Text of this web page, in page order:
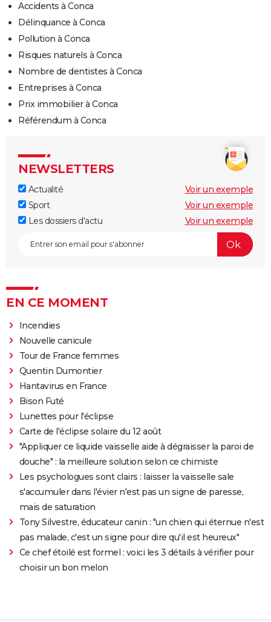
Accidents à Conca
Délinquance à Conca
Pollution à Conca
Risques naturels à Conca
Nombre de dentistes à Conca
Entreprises à Conca
Prix immobilier à Conca
Référendum à Conca
NEWSLETTERS
Actualité
Voir un exemple
Sport
Voir un exemple
Les dossiers d'actu
Voir un exemple
EN CE MOMENT
Incendies
Nouvelle canicule
Tour de France femmes
Quentin Dumontier
Hantavirus en France
Bison Futé
Lunettes pour l'éclipse
Carte de l'éclipse solaire du 12 août
"Appliquer ce liquide vaisselle aide à dégraisser la paroi de
douche" : la meilleure solution selon ce chimiste
Les psychologues sont clairs : laisser la vaisselle sale
s'accumuler dans l'évier n'est pas un signe de paresse,
mais de saturation
Tony Silvestre, éducateur canin : "un chien qui éternue n'est
pas malade, c'est un signe pour dire qu'il est heureux"
Ce chef étoilé est formel : voici les 3 détails à vérifier pour
choisir un bon melon